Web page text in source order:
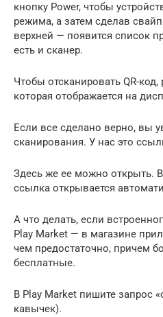
кнопку Power, чтобы
режима, а затем сделав
верхней — появится список
есть и сканер.
Чтобы отсканировать QR-код,
которая отображается на
Если все сделано верно, вы
сканирования. У нас это
Здесь же ее можно открыть.
ссылка открывается
А что делать, если
Play Market — в магазине
чем предостаточно, причем
бесплатные.
В Play Market пишите запрос
кавычек).